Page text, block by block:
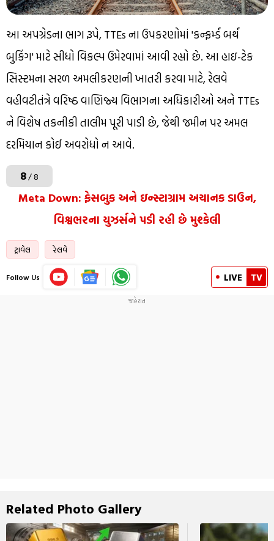
આ અપગ્રેડના ભાગ રૂપે, TTEs ના ઉપકરણોમાં 'કન્ફર્મ્ડ બર્થ
બુકિંગ' માટે સીધો વિકલ્પ ઉમેરવામાં આવી રહ્યો છે. આ હાઇ-ટેક
સિસ્ટમના સરળ અમલીકરણની ખાતરી કરવા માટે, રેલવે
વહીવટીતંત્રે વરિષ્ઠ વાણિજ્ય વિભાગના અધિકારીઓ અને TTEs
ને વિશેષ તકનીકી તાલીમ પૂરી પાડી છે, જેથી જમીન પર અમલ
દરમિયાન કોઈ અવરોધો ન આવે.
8/ 8
Meta Down: ફેસબુક અને ઇન્સ્ટાગ્રામ અચાનક ડાઉન,
વિશ્વભરના યુઝર્સને પડી રહી છે મુશ્કેલી
ટ્રાવેલ રેલવે
Follow Us LIVE TV
Related Photo Gallery